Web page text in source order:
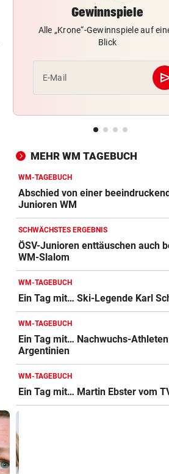
EINST VIZE-WELTMEISTER
Süße Bilder! Ehemaliges
STRASSE VON HORMUZ vor
So stellt sich der Iran die
LANDESWEITE RAZZIEN
auf Top-Techniker
DRAMA AM BODENSEE vor
Frau von Bord gefallen und
Wellen verschluckt
ASIA-PLÄNE STOCKEN vor 54
Doch noch überraschende
um Kult-Wirtshaus?
FOLGE VON DONNERSTAG vor 54
gemeinsam schwitzen
BERGTOUR IN AFRIKA
Leonies großer Gipfelsieg für
Menschlichkeit
Gewinnspiele
Alle „Krone“-Gewinnspiele auf
Blick
E-Mail
MEHR WM TAGEBUCH
WM-TAGEBUCH
Abschied von einer
Junioren WM
SCHWÄCHSTES ERGEBNIS
ÖSV-Junioren enttäuschen auch
WM-Slalom
WM-TAGEBUCH
Ein Tag mit… Ski-Legende Karl
WM-TAGEBUCH
Ein Tag mit… Nachwuchs-
Argentinien
WM-TAGEBUCH
Ein Tag mit… Martin Ebster vom